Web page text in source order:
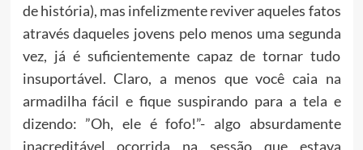
de história), mas infelizmente reviver aqueles fatos
através daqueles jovens pelo menos uma segunda
vez, já é suficientemente capaz de tornar tudo
insuportável. Claro, a menos que você caia na
armadilha fácil e fique suspirando para a tela e
dizendo: ”Oh, ele é fofo!”- algo absurdamente
inacreditável ocorrida na sessão que estava